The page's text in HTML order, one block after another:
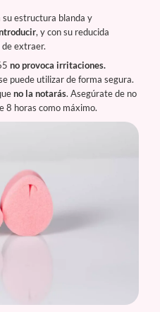
su estructura blanda y
, y con su reducida
extraer.
no provoca irritaciones.
puede utilizar de forma segura.
no la notarás. Asegúrate de no
8 horas como máximo.